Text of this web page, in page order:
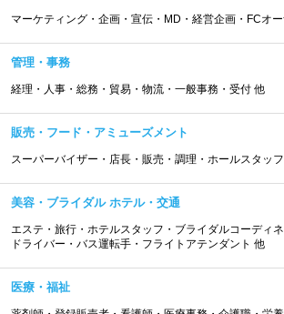
マーケティング・企画・宣伝・MD・経営企画・FCオ
管理・事務
経理・人事・総務・貿易・物流・一般事務・受付 他
販売・フード・アミューズメント
スーパーバイザー・店長・販売・調理・ホールスタッ
美容・ブライダル ホテル・交通
エステ・旅行・ホテルスタッフ・ブライダルコーディ
ドライバー・バス運転手・フライトアテンダント 他
医療・福祉